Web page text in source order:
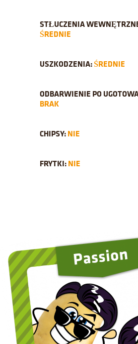
STŁUCZENIA
ŚREDNIE
USZKODZENIA:ŚREDNIE
ODBARWIENIE PO
BRAK
CHIPSY:NIE
FRYTKI:NIE